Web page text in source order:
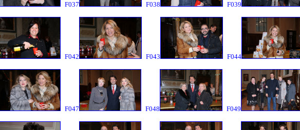
F037 F038 F039
F042 F043 F044
F047 F048 F049